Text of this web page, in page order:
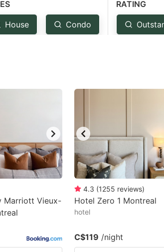
House Condo
RATING
Marriott Vieux-
4.3 (1255 reviews)
Hotel Zero 1 Montreal
hotel
C$119 /night